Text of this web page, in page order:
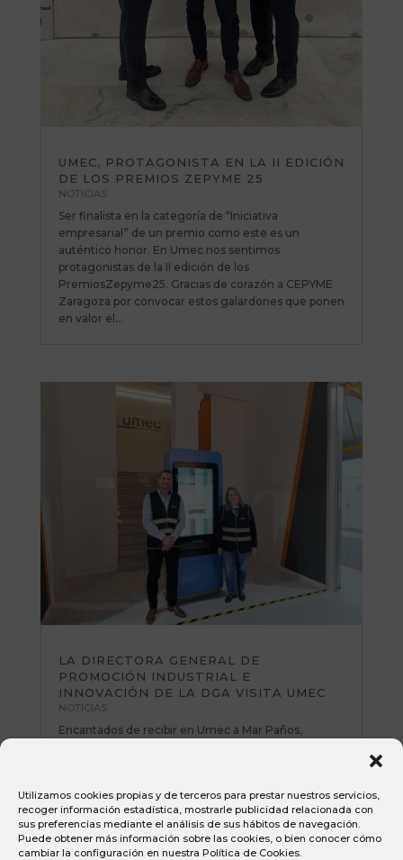
Utilizamos cookies propias y de terceros para prestar nuestros servicios,
recoger información estadística, mostrarle publicidad relacionada con
sus preferencias mediante el análisis de sus hábitos de navegación.
Puede obtener más información sobre las cookies, o bien conocer cómo
cambiar la configuración en nuestra Política de Cookies.
UMEC, PROTAGONISTA EN LA II EDICIÓN
DE LOS PREMIOS ZEPYME 25
NOTICIAS
Ser finalista en la categoría de “Iniciativa
empresarial” de un premio como este es un
auténtico honor. En Umec nos sentimos
protagonistas de la II edición de los
PremiosZepyme25. Gracias de corazón a CEPYME
Zaragoza por convocar estos galardones que ponen
en valor el...
LA DIRECTORA GENERAL DE
PROMOCIÓN INDUSTRIAL E
INNOVACIÓN DE LA DGA VISITA UMEC
NOTICIAS
Encantados de recibir en Umec a Mar Paños,
poniendo sobre la mesa nuevas iniciativas e ideas
muy interesantes. Todo el equipo Umec...